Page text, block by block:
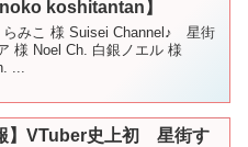
koshitantan】
らみこ 様 Suisei Channel♪ 星街
様 Noel Ch. 白銀ノエル 様
...
】VTuber史上初 星街す